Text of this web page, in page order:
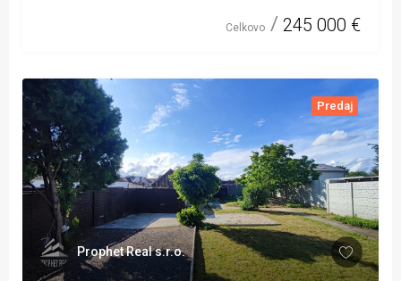
Celkovo 245 000 €
Predaj
Prophet Real s.r.o.